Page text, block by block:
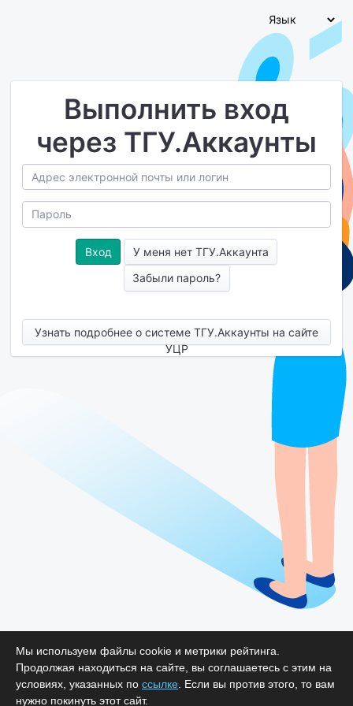
Выполнить вход
через ТГУ.Аккаунты
У меня нет ТГУ.Аккаунта
Забыли пароль?
Узнать подробнее о системе ТГУ.Аккаунты на сайте
УЦР
Мы используем файлы cookie и метрики рейтинга.
Продолжая находиться на сайте, вы соглашаетесь с этим на
условиях, указанных по ссылке . Если вы против этого, то вам
нужно покинуть этот сайт.